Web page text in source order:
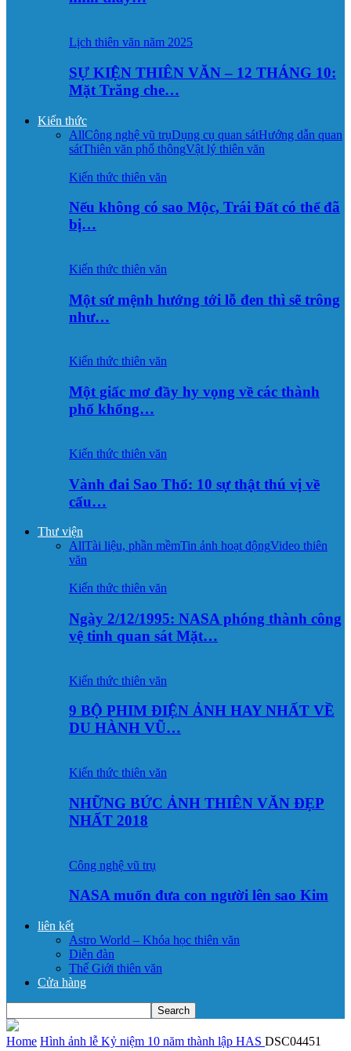
Lịch thiên văn năm 2025
SỰ KIỆN THIÊN VĂN – 12 THÁNG 10:
Mặt Trăng che…
Kiến thức
AllCông nghệ vũ trụDụng cụ quan sátHướng dẫn quan
sátThiên văn phổ thôngVật lý thiên văn
Kiến thức thiên văn
Nếu không có sao Mộc, Trái Đất có thể đã
bị…
Kiến thức thiên văn
Một sứ mệnh hướng tới lỗ đen thì sẽ trông
như…
Kiến thức thiên văn
Một giấc mơ đầy hy vọng về các thành
phố khổng…
Kiến thức thiên văn
Vành đai Sao Thổ: 10 sự thật thú vị về
cấu…
Thư viện
AllTài liệu, phần mềmTin ảnh hoạt độngVideo thiên
văn
Kiến thức thiên văn
Ngày 2/12/1995: NASA phóng thành công
vệ tinh quan sát Mặt…
Kiến thức thiên văn
9 BỘ PHIM ĐIỆN ẢNH HAY NHẤT VỀ
DU HÀNH VŨ…
Kiến thức thiên văn
NHỮNG BỨC ẢNH THIÊN VĂN ĐẸP
NHẤT 2018
Công nghệ vũ trụ
NASA muốn đưa con người lên sao Kim
liên kết
Astro World – Khóa học thiên văn
Diễn đàn
Thế Giới thiên văn
Cửa hàng
Home Hình ảnh lễ Kỷ niệm 10 năm thành lập HAS DSC04451